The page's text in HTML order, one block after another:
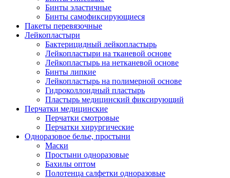
Бинты эластичные
Бинты самофиксирующиеся
Пакеты перевязочные
Лейкопластыри
Бактерицидный лейкопластырь
Лейкопластыри на тканевой основе
Лейкопластырь на нетканевой основе
Бинты липкие
Лейкопластырь на полимерной основе
Гидроколлоидный пластырь
Пластырь медицинский фиксирующий
Перчатки медицинские
Перчатки смотровые
Перчатки хирургические
Одноразовое белье, простыни
Маски
Простыни одноразовые
Бахилы оптом
Полотенца салфетки одноразовые